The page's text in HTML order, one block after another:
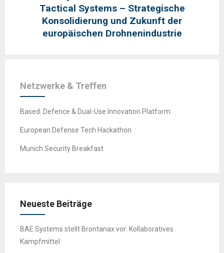
Tactical Systems – Strategische
Konsolidierung und Zukunft der
europäischen Drohnenindustrie
Netzwerke & Treffen
Based: Defence & Dual-Use Innovation Platform
European Defense Tech Hackathon
Munich Security Breakfast
Neueste Beiträge
BAE Systems stellt Brontanax vor: Kollaboratives
Kampfmittel